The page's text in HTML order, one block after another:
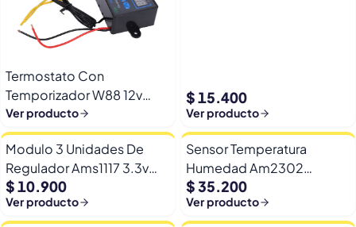
Termostato Con
Temporizador W88 12v
Automatico Frio Calor
Ver producto
$ 15.400
Ver producto
Modulo 3 Unidades De
Regulador Ams1117 3.3v
Yp-8 Con Pines
$ 10.900
Ver producto
Sensor Temperatura
Humedad Am2302
Dht22/am2302 Digital
Esp32
$ 35.200
Ver producto